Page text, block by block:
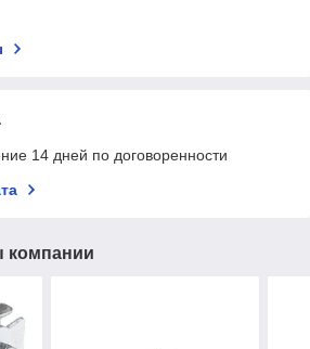
14 дней по договоренности
компании